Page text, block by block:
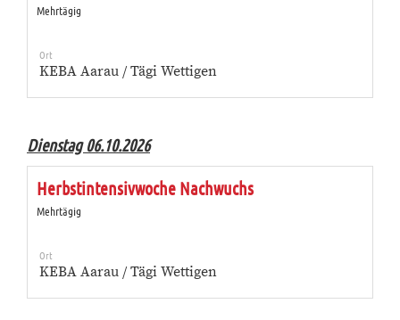
Mehrtägig
Ort
KEBA Aarau / Tägi Wettigen
Dienstag 06.10.2026
Herbstintensivwoche Nachwuchs
Mehrtägig
Ort
KEBA Aarau / Tägi Wettigen